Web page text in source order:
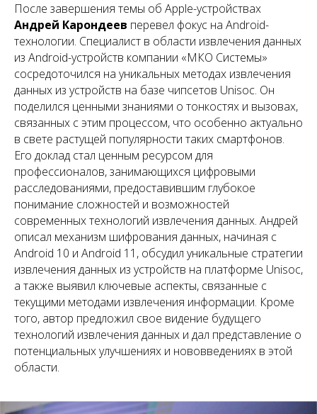
После завершения темы об Apple-устройствах
Андрей Карондеев перевел фокус на Android-
технологии. Специалист в области извлечения данных
из Android-устройств компании «МКО Системы»
сосредоточился на уникальных методах извлечения
данных из устройств на базе чипсетов Unisoc. Он
поделился ценными знаниями о тонкостях и вызовах,
связанных с этим процессом, что особенно актуально
в свете растущей популярности таких смартфонов.
Его доклад стал ценным ресурсом для
профессионалов, занимающихся цифровыми
расследованиями, предоставившим глубокое
понимание сложностей и возможностей
современных технологий извлечения данных. Андрей
описал механизм шифрования данных, начиная с
Android 10 и Android 11, обсудил уникальные стратегии
извлечения данных из устройств на платформе Unisoc,
а также выявил ключевые аспекты, связанные с
текущими методами извлечения информации. Кроме
того, автор предложил свое видение будущего
технологий извлечения данных и дал представление о
потенциальных улучшениях и нововведениях в этой
области.